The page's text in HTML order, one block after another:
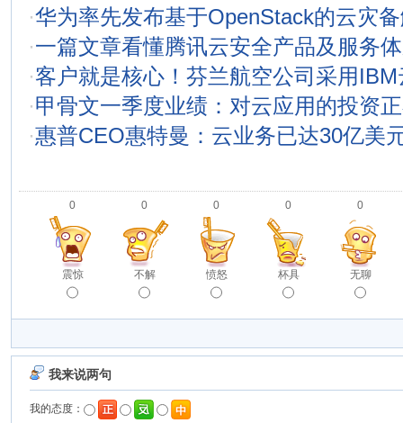
·华为率先发布基于OpenStack的云灾
·一篇文章看懂腾讯云安全产品及服务
·客户就是核心！芬兰航空公司采用IBM
·甲骨文一季度业绩：对云应用的投资
·惠普CEO惠特曼：云业务已达30亿美
0
震惊
0
不解
0
愤怒
0
杯具
0
无聊